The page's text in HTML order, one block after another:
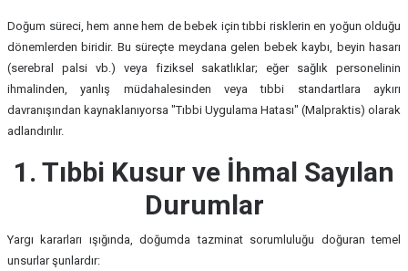
Doğum süreci, hem anne hem de bebek için tıbbi risklerin en yoğun olduğu
dönemlerden biridir. Bu süreçte meydana gelen bebek kaybı, beyin hasarı
(serebral palsi vb.) veya fiziksel sakatlıklar; eğer sağlık personelinin
ihmalinden, yanlış müdahalesinden veya tıbbi standartlara aykırı
davranışından kaynaklanıyorsa "Tıbbi Uygulama Hatası" (Malpraktis) olarak
adlandırılır.
1. Tıbbi Kusur ve İhmal Sayılan
Durumlar
Yargı kararları ışığında, doğumda tazminat sorumluluğu doğuran temel
unsurlar şunlardır: